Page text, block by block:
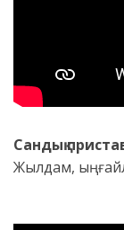
Сандық
Жылдам,